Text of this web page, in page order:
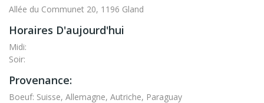
Allée du Communet 20, 1196 Gland
Horaires D'aujourd'hui
Midi:
Soir:
Provenance:
Boeuf: Suisse, Allemagne, Autriche, Paraguay